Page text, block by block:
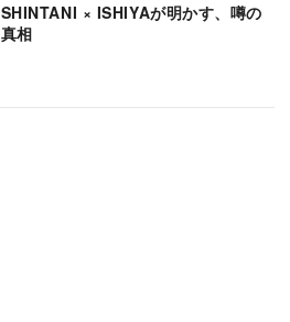
SHINTANI × ISHIYAが明かす、噂の
真相